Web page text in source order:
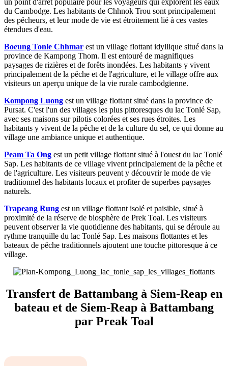
du Cambodge. Les habitants de Chhnok Trou sont principalement
des pêcheurs, et leur mode de vie est étroitement lié à ces vastes
étendues d'eau.
Boeung Tonle Chhmar est un village flottant idyllique situé dans la
province de Kampong Thom. Il est entouré de magnifiques
paysages de rizières et de forêts inondées. Les habitants y vivent
principalement de la pêche et de l'agriculture, et le village offre aux
visiteurs un aperçu unique de la vie rurale cambodgienne.
Kompong Luong est un village flottant situé dans la province de
Pursat. C'est l'un des villages les plus pittoresques du lac Tonlé Sap,
avec ses maisons sur pilotis colorées et ses rues étroites. Les
habitants y vivent de la pêche et de la culture du sel, ce qui donne au
village une ambiance unique et authentique.
Peam Ta Ong est un petit village flottant situé à l'ouest du lac Tonlé
Sap. Les habitants de ce village vivent principalement de la pêche et
de l'agriculture. Les visiteurs peuvent y découvrir le mode de vie
traditionnel des habitants locaux et profiter de superbes paysages
naturels.
Trapeang Rung est un village flottant isolé et paisible, situé à
proximité de la réserve de biosphère de Prek Toal. Les visiteurs
peuvent observer la vie quotidienne des habitants, qui se déroule au
rythme tranquille du lac Tonlé Sap. Les maisons flottantes et les
bateaux de pêche traditionnels ajoutent une touche pittoresque à ce
village.
Transfert de Battambang à Siem-Reap en
bateau et de Siem-Reap à Battambang
par Preak Toal